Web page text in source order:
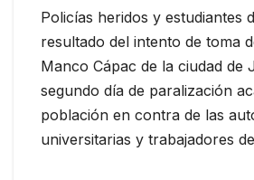
Policías heridos y estudiantes
resultado del intento de toma
Manco Cápac de la ciudad de
segundo día de paralización
población en contra de las
universitarias y trabajadores